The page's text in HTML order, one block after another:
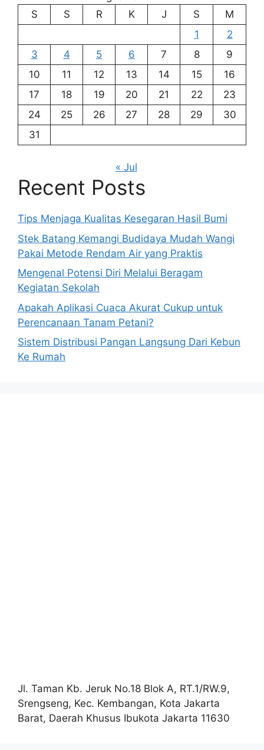
S
S R K J S
M
1
2
3
4 5 6 7 8
9
10
11 12 13 14 15
16
17
18 19 20 21 22
23
24
25 26 27 28 29
30
31
« Jul
Recent Posts
Tips Menjaga Kualitas Kesegaran Hasil Bumi
Stek Batang Kemangi Budidaya Mudah Wangi
Pakai Metode Rendam Air yang Praktis
Mengenal Potensi Diri Melalui Beragam
Kegiatan Sekolah
Apakah Aplikasi Cuaca Akurat Cukup untuk
Perencanaan Tanam Petani?
Sistem Distribusi Pangan Langsung Dari Kebun
Ke Rumah
Jl. Taman Kb. Jeruk No.18 Blok A, RT.1/RW.9,
Srengseng, Kec. Kembangan, Kota Jakarta
Barat, Daerah Khusus Ibukota Jakarta 11630